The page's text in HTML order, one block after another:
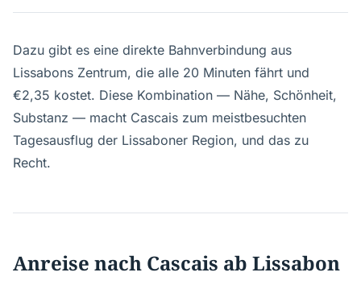
Dazu gibt es eine direkte Bahnverbindung aus
Lissabons Zentrum, die alle 20 Minuten fährt und
€2,35 kostet. Diese Kombination — Nähe, Schönheit,
Substanz — macht Cascais zum meistbesuchten
Tagesausflug der Lissaboner Region, und das zu
Recht.
Anreise nach Cascais ab Lissabon